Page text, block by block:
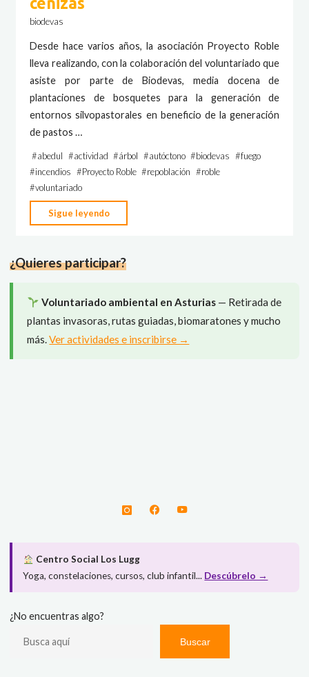
biodevas
Desde hace varios años, la asociación Proyecto Roble
lleva realizando, con la colaboración del voluntariado que
asiste por parte de Biodevas, media docena de
plantaciones de bosquetes para la generación de
entornos silvopastorales en beneficio de la generación
de pastos …
#abedul #actividad #árbol #autóctono #biodevas #fuego
#incendios #Proyecto Roble #repoblación #roble
#voluntariado
Sigue leyendo
rebrotando
las
¿Quieres participar?
Voluntariado ambiental en Asturias— Retirada de
plantas invasoras, rutas guiadas, biomaratones y mucho
más.Ver actividades e inscribirse →
Centro Social Los Lugg
Yoga, constelaciones, cursos, club infantil... Descúbrelo →
¿No encuentras algo?
Buscar